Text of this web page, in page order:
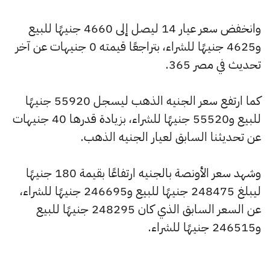
وانخفض سعر عيار 14 ليصل إلى 4660 جنيهًا للبيع
و4625 جنيهًا للشراء، بتراجعًا قيمته 0 جنيهات عن آخر
تحديث في مصر 365.
كما ارتفع سعر الجنيه الذهب ليسجل 55920 جنيهًا
للبيع و55520 جنيهًا للشراء، بزيادة قدرها 40 جنيهات
عن تحديثنا السابق لعيار الجنيه الذهب.
وشهد سعر الأونصة بالجنيه ارتفاعًا بقيمة 180 جنيهًا
ليبلغ 248475 جنيهًا للبيع و246695 جنيهًا للشراء،
عن السعر السابق الذي كان 248295 جنيهًا للبيع
و246515 جنيهًا للشراء.